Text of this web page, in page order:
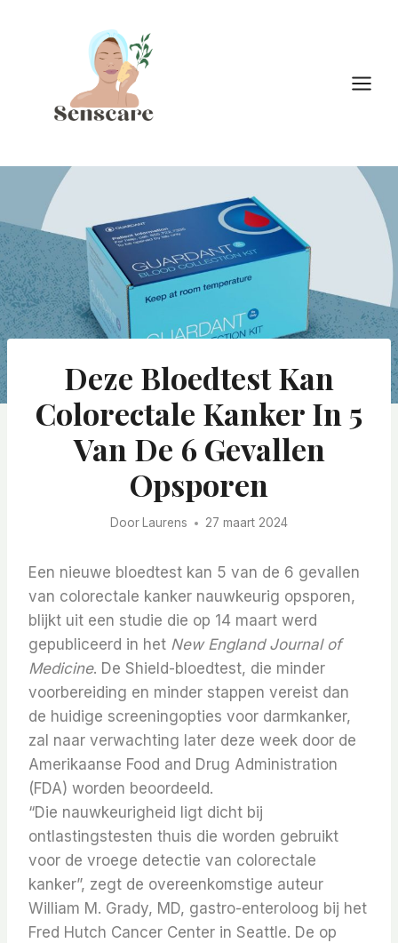
Deze Bloedtest Kan
Colorectale Kanker In 5
Van De 6 Gevallen
Opsporen
Door Laurens 27 maart 2024
Een nieuwe bloedtest kan 5 van de 6 gevallen
van colorectale kanker nauwkeurig opsporen,
blijkt uit een studie die op 14 maart werd
gepubliceerd in het New England Journal of
Medicine. De Shield-bloedtest, die minder
voorbereiding en minder stappen vereist dan
de huidige screeningopties voor darmkanker,
zal naar verwachting later deze week door de
Amerikaanse Food and Drug Administration
(FDA) worden beoordeeld.
“Die nauwkeurigheid ligt dicht bij
ontlastingstesten thuis die worden gebruikt
voor de vroege detectie van colorectale
kanker”, zegt de overeenkomstige auteur
William M. Grady, MD, gastro-enteroloog bij het
Fred Hutch Cancer Center in Seattle. De op